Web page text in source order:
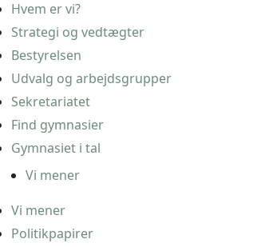
Hvem er vi?
Strategi og vedtægter
Bestyrelsen
Udvalg og arbejdsgrupper
Sekretariatet
Find gymnasier
Gymnasiet i tal
Vi mener
Vi mener
Politikpapirer